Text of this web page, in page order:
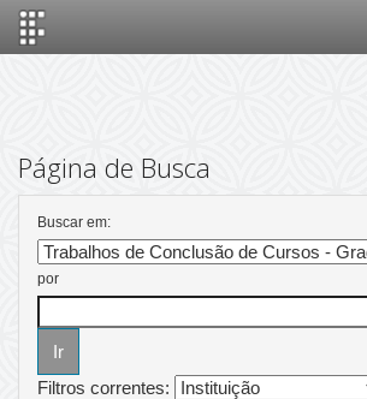
Página de Busca
Buscar em:
por
Filtros correntes: